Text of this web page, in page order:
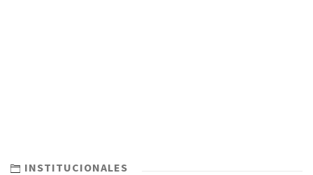
INSTITUCIONALES